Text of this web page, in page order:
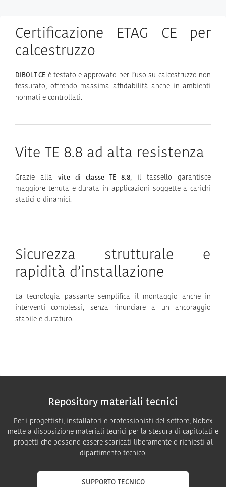
Certificazione ETAG CE per
calcestruzzo
DIBOLT CE è testato e approvato per l’uso su calcestruzzo non
fessurato, offrendo massima affidabilità anche in ambienti
normati e controllati.
Vite TE 8.8 ad alta resistenza
Grazie allavite di classe TE 8.8, il tassello garantisce
maggiore tenuta e durata in applicazioni soggette a carichi
statici o dinamici.
Sicurezza strutturale e
rapidità d’installazione
La tecnologia passante semplifica il montaggio anche in
interventi complessi, senza rinunciare a un ancoraggio
stabile e duraturo.
Repository materiali tecnici
Per i progettisti, installatori e professionisti del settore, Nobex
mette a disposizione materiali tecnici per la stesura di capitolati e
progetti che possono essere scaricati liberamente o richiesti al
dipartimento tecnico.
SUPPORTO TECNICO